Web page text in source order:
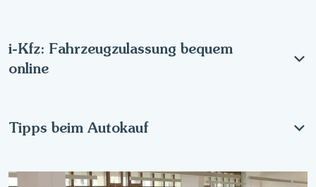
i-Kfz: Fahrzeugzulassung bequem
online
Tipps beim Autokauf